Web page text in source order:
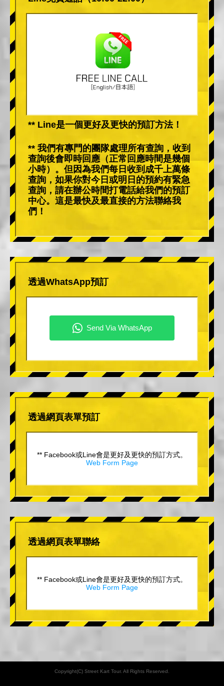
** Line是一個更好及更快的預訂方法！
** 我們有專門的團隊處理所有查詢，收到
查詢後會即時回應（正常回應時間是幾個
小時）。但因為我們每日收到成千上萬條
查詢，如果你對今日或明日的預約有緊急
查詢，請在辦公時間打電話給我們的預訂
中心。這是最快及最直接的方法聯絡我
們！
透過WhatsApp預訂
透過網頁表單預訂
** Facebook或Line會是更好及更快的預訂方式。
Web Form Page
透過網頁表單聯絡
** Facebook或Line會是更好及更快的預訂方式。
Web Form Page
Copyright(C) Street Kart Tour. All Rights Reserved.